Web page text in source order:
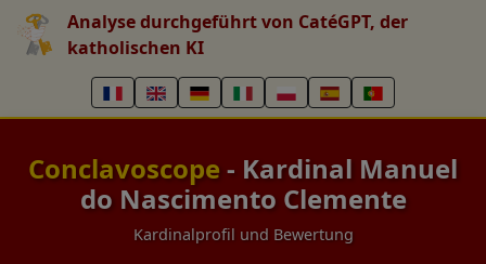
Analyse durchgeführt von CatéGPT, der
katholischen KI
Conclavoscope - Kardinal Manuel
do Nascimento Clemente
Kardinalprofil und Bewertung